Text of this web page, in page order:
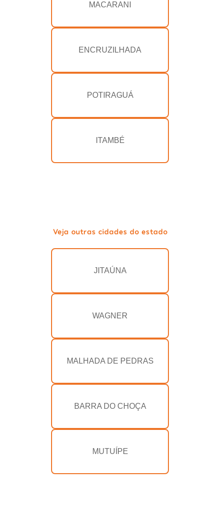
MACARANI
ENCRUZILHADA
POTIRAGUÁ
ITAMBÉ
Veja outras cidades do estado
JITAÚNA
WAGNER
MALHADA DE PEDRAS
BARRA DO CHOÇA
MUTUÍPE